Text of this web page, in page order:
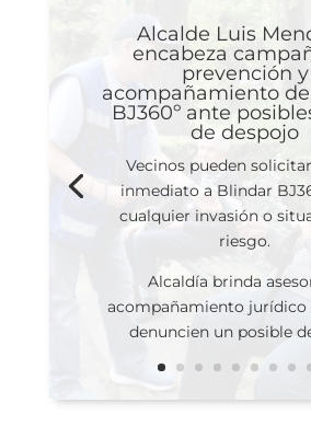
Alcalde Luis
encabeza
prevención y
acompañamiento
BJ360º ante
de despojo
Vecinos pueden
inmediato a Blindar
cualquier invasión o
riesgo.
Alcaldía brinda
acompañamiento jurídico
denuncien un posible